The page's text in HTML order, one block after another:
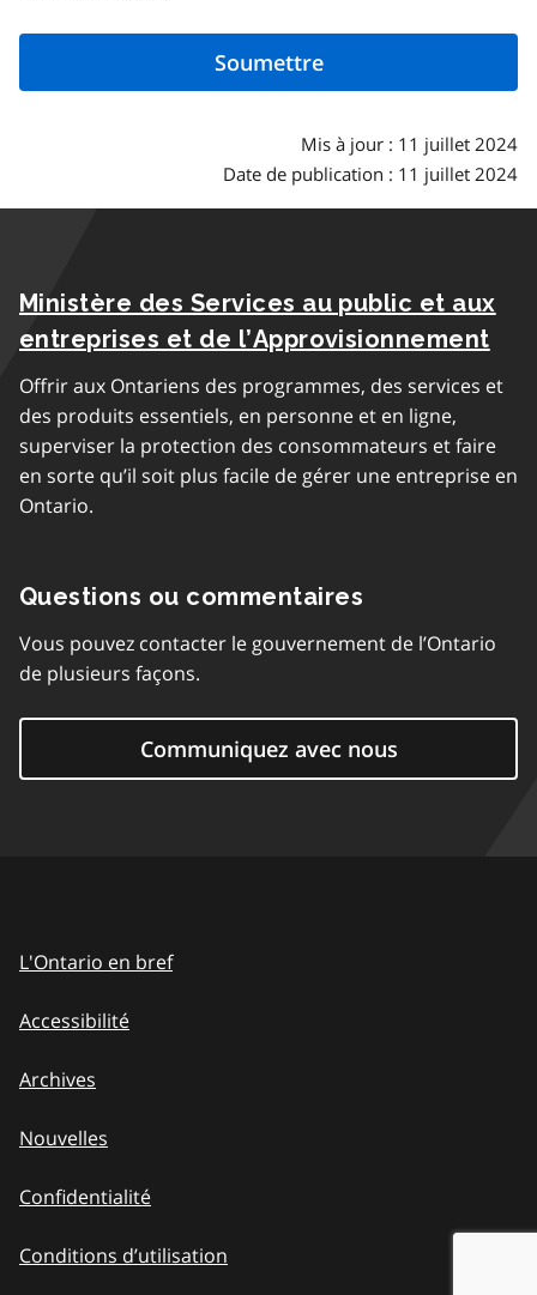
Mis à jour : 11 juillet 2024
Date de publication : 11 juillet 2024
Ministère des Services au public et aux
entreprises et de l’Approvisionnement
Offrir aux Ontariens des programmes, des services et
des produits essentiels, en personne et en ligne,
superviser la protection des consommateurs et faire
en sorte qu’il soit plus facile de gérer une entreprise en
Ontario.
Questions ou commentaires
Vous pouvez contacter le gouvernement de l’Ontario
de plusieurs façons.
Communiquez avec nous
L'Ontario en bref
Accessibilité
Archives
Nouvelles
Confidentialité
Conditions d’utilisation